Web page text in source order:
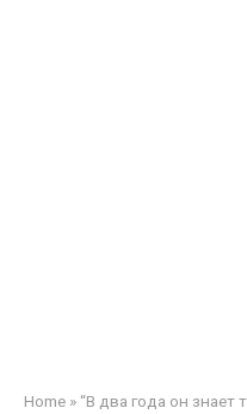
Home » “В два года он знает